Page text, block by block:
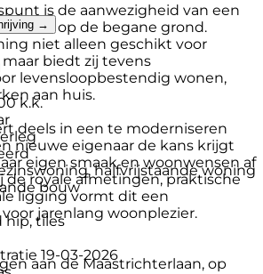
is de aanwezigheid van een
op de begane grond.
niet alleen geschikt voor
biedt zij tevens
levensloopbestendig wonen,
aan huis.
deels in een te moderniseren
nieuwe eigenaar de kans krijgt
eigen smaak en woonwensen af
de royale afmetingen, praktische
ligging vormt dit een
jarenlang woonplezier.
aan de Maastrichterlaan, op
→
k.k.
halfvrijstaande woning
bouw
hip, tiles
19-03-2026